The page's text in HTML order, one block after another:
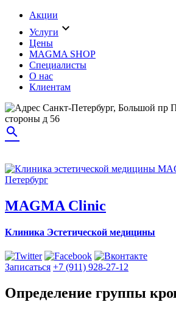
Акции
Услуги expand_more
Цены
MAGMA SHOP
Специалисты
О нас
Клиентам
Санкт-Петербург, Большой пр
стороны д 56
search
MAGMA Clinic
Клиника Эстетической медицины
Записаться +7 (911) 928-27-12
Определение группы